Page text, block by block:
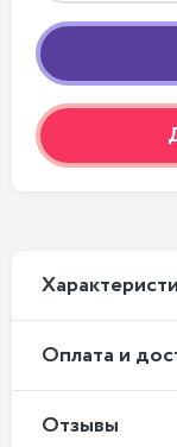
Оплата и
Отзывы